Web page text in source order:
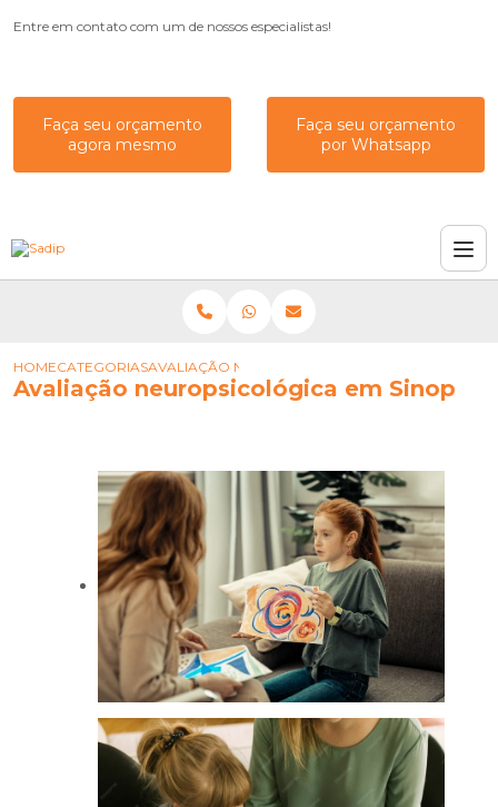
Entre em contato com um de nossos especialistas!
Faça seu orçamento
agora mesmo
Faça seu orçamento
por Whatsapp
HOMECATEGORIASAVALIAÇÃO NEUROPSICOLÓGICA EM SINOP
Avaliação neuropsicológica em Sinop